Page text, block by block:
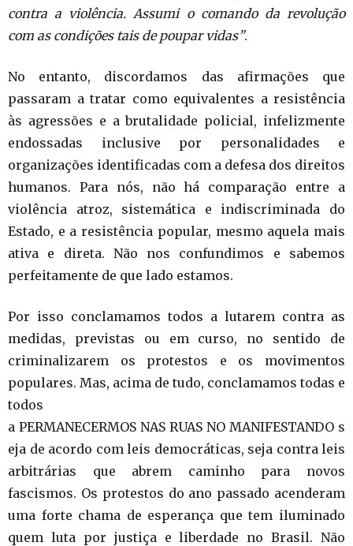
contra a violência. Assumi o comando da revolução
com as condições tais de poupar vidas”.
No entanto, discordamos das afirmações que
passaram a tratar como equivalentes a resistência
às agressões e a brutalidade policial, infelizmente
endossadas inclusive por personalidades e
organizações identificadas com a defesa dos direitos
humanos. Para nós, não há comparação entre a
violência atroz, sistemática e indiscriminada do
Estado, e a resistência popular, mesmo aquela mais
ativa e direta. Não nos confundimos e sabemos
perfeitamente de que lado estamos.
Por isso conclamamos todos a lutarem contra as
medidas, previstas ou em curso, no sentido de
criminalizarem os protestos e os movimentos
populares. Mas, acima de tudo, conclamamos todas e
todos
a PERMANECERMOS NAS RUAS NO MANIFESTANDO s
eja de acordo com leis democráticas, seja contra leis
arbitrárias que abrem caminho para novos
fascismos. Os protestos do ano passado acenderam
uma forte chama de esperança que tem iluminado
quem luta por justiça e liberdade no Brasil. Não